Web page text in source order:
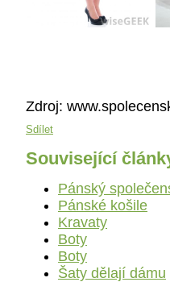
Zdroj:
Sdílet
Související
Pánský
Pánské košile
Kravaty
Boty
Boty
Šaty dělají dámu